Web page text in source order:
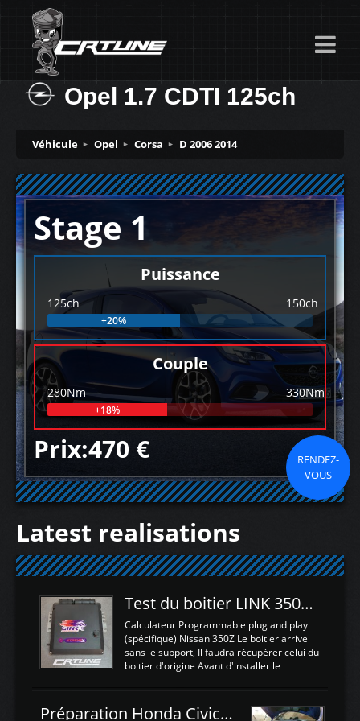
Opel 1.7 CDTI 125ch
Véhicule Opel Corsa D 2006 2014
Stage 1
Puissance
125ch 150ch
+20%
Couple
280Nm 330Nm
+18%
Prix:470 €
RENDEZ-
VOUS
Latest realisations
Test du boitier LINK 350Z Plugin ECU
Calculateur Programmable plug and play
(spécifique) Nissan 350Z Le boitier arrive
sans le support, Il faudra récupérer celui du
boitier d'origine Avant d'installer le
d'envoyer l'information de la large bande
Préparation Honda Civic Type R FK2